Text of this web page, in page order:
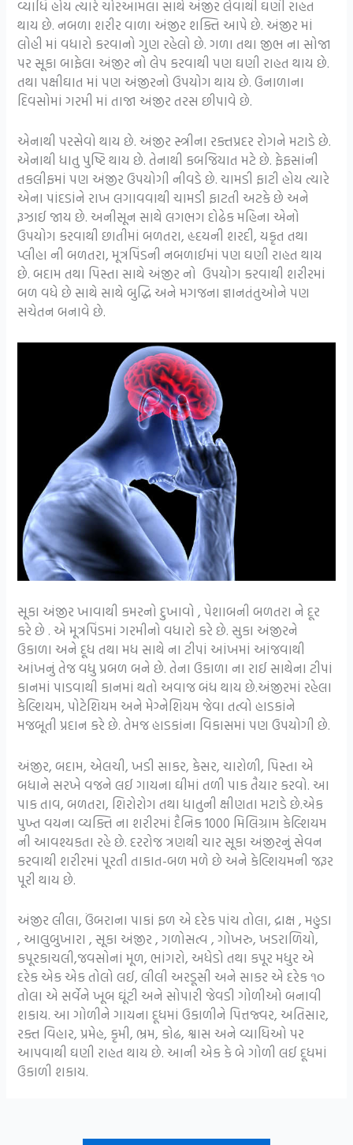
વ્યાધિ હોય ત્યારે ચોરઆમલા સાથે અંજીર લેવાથી ઘણી રાહત
થાય છે. નબળા શરીર વાળા અંજીર શક્તિ આપે છે. અંજીર માં
લોહી માં વધારો કરવાનો ગુણ રહેલો છે. ગળા તથા જીભ ના સોજા
પર સૂકા બાફેલા અંજીર નો લેપ કરવાથી પણ ઘણી રાહત થાય છે.
તથા પક્ષીઘાત માં પણ અંજીરનો ઉપયોગ થાય છે. ઉનાળાના
દિવસોમાં ગરમી માં તાજા અંજીર તરસ છીપાવે છે.
એનાથી પરસેવો થાય છે. અંજીર સ્ત્રીના રક્તપ્રદર રોગને મટાડે છે.
એનાથી ધાતુ પુષ્ટિ થાય છે. તેનાથી કબજિયાત મટે છે. ફેફસાંની
તકલીફમાં પણ અંજીર ઉપયોગી નીવડે છે. ચામડી ફાટી હોય ત્યારે
એના પાંદડાંને રાખ લગાવવાથી ચામડી ફાટતી અટકે છે અને
રૂઝાઈ જાય છે. અનીસૂન સાથે લગભગ દોઢેક મહિના એનો
ઉપયોગ કરવાથી છાતીમાં બળતરા, હૃદયની શરદી, યકૃત તથા
પ્લીહા ની બળતરા, મૂત્રપિંડની નબળાઈમાં પણ ઘણી રાહત થાય
છે. બદામ તથા પિસ્તા સાથે અંજીર નો ઉપયોગ કરવાથી શરીરમાં
બળ વધે છે સાથે સાથે બુદ્ધિ અને મગજના જ્ઞાનતંતુઓને પણ
સચેતન બનાવે છે.
સૂકા અંજીર ખાવાથી કમરનો દુખાવો , પેશાબની બળતરા ને દૂર
કરે છે . એ મૂત્રપિંડમાં ગરમીનો વધારો કરે છે. સુકા અંજીરને
ઉકાળા અને દૂધ તથા મધ સાથે ના ટીપાં આંખમાં આંજવાથી
આંખનું તેજ વધુ પ્રબળ બને છે. તેના ઉકાળા ના રાઈ સાથેના ટીપાં
કાનમાં પાડવાથી કાનમાં થતો અવાજ બંધ થાય છે.અંજીરમાં રહેલા
કેલ્શિયમ, પોટેશિયમ અને મેગ્નેશિયમ જેવા તત્વો હાડકાંને
મજબૂતી પ્રદાન કરે છે. તેમજ હાડકાંના વિકાસમાં પણ ઉપયોગી છે.
અંજીર, બદામ, એલચી, ખડી સાકર, કેસર, ચારોળી, પિસ્તા એ
બધાને સરખે વજને લઈ ગાયના ઘીમાં તળી પાક તૈયાર કરવો. આ
પાક તાવ, બળતરા, શિરોરોગ તથા ધાતુની ક્ષીણતા મટાડે છે.એક
પુખ્ત વયના વ્યક્તિ ના શરીરમાં દૈનિક 1000 મિલિગ્રામ કેલ્શિયમ
ની આવશ્યકતા રહે છે. દરરોજ ત્રણથી ચાર સૂકા અંજીરનું સેવન
કરવાથી શરીરમાં પૂરતી તાકાત-બળ મળે છે અને કેલ્શિયમની જરૂર
પૂરી થાય છે.
અંજીર લીલા, ઉંબરાના પાકાં ફળ એ દરેક પાંચ તોલા, દ્રાક્ષ , મહુડા
, આલુબુખારા , સૂકા અંજીર , ગળોસત્વ , ગોખરુ, ખડરાળિયો,
કપૂરકાચલી,જવસોનાં મૂળ, ભાંગરો, અધેડો તથા કપૂર મધુર એ
દરેક એક એક તોલો લઈ, લીલી અરડૂસી અને સાકર એ દરેક ૧૦
તોલા એ સર્વેને ખૂબ ઘૂંટી અને સોપારી જેવડી ગોળીઓ બનાવી
શકાય. આ ગોળીને ગાયના દૂધમાં ઉકાળીને પિત્તજ્વર, અતિસાર,
રક્ત વિહાર, પ્રમેહ, કૃમી, ભ્રમ, કોઢ, શ્વાસ અને વ્યાધિઓ પર
આપવાથી ઘણી રાહત થાય છે. આની એક કે બે ગોળી લઈ દૂધમાં
ઉકાળી શકાય.